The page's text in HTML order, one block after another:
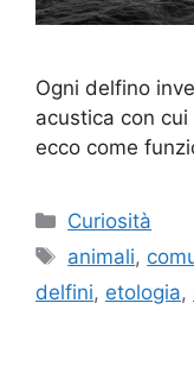
Ogni delfino
acustica con
ecco come
Categorie
Curiosità
Tag
animali,
delfini, etologia,